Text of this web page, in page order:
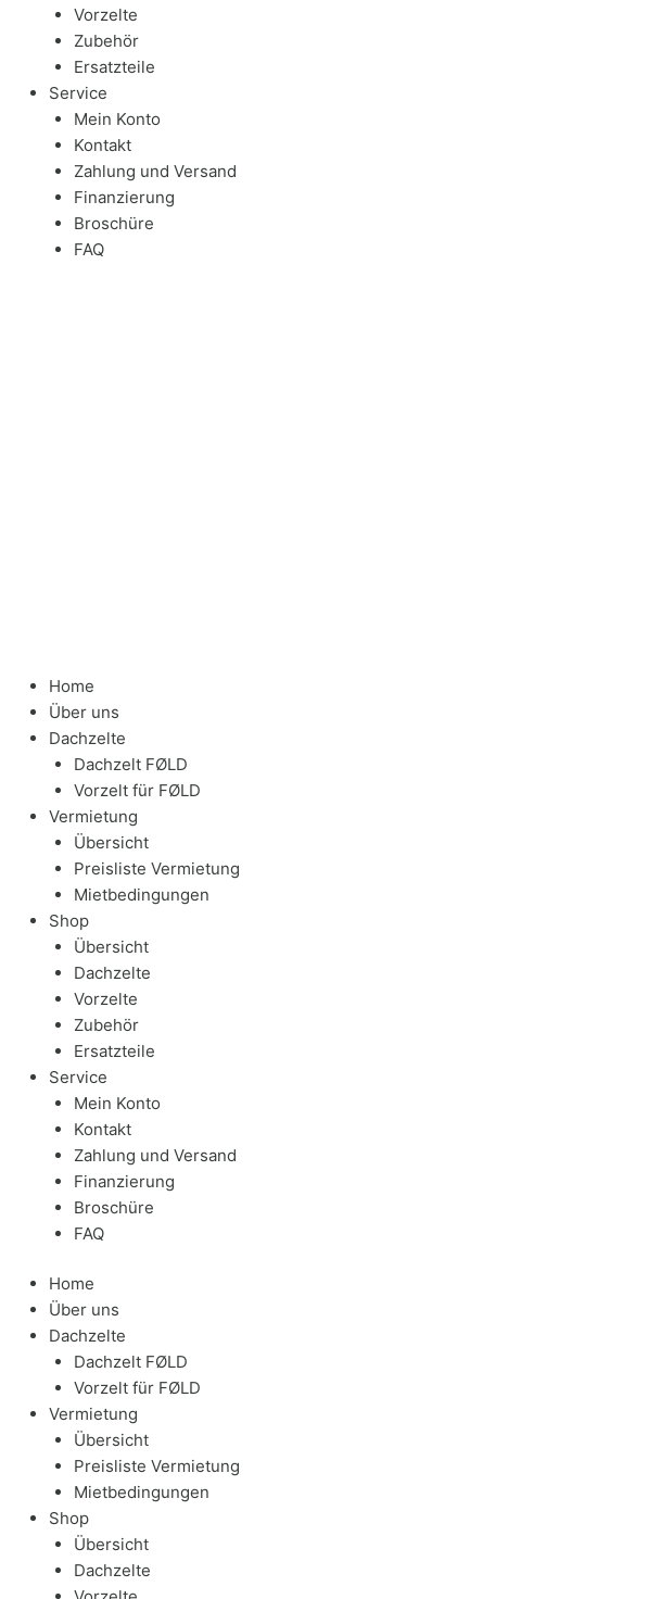
Vorzelte
Zubehör
Ersatzteile
Service
Mein Konto
Kontakt
Zahlung und Versand
Finanzierung
Broschüre
FAQ
Home
Über uns
Dachzelte
Dachzelt FØLD
Vorzelt für FØLD
Vermietung
Übersicht
Preisliste Vermietung
Mietbedingungen
Shop
Übersicht
Dachzelte
Vorzelte
Zubehör
Ersatzteile
Service
Mein Konto
Kontakt
Zahlung und Versand
Finanzierung
Broschüre
FAQ
Home
Über uns
Dachzelte
Dachzelt FØLD
Vorzelt für FØLD
Vermietung
Übersicht
Preisliste Vermietung
Mietbedingungen
Shop
Übersicht
Dachzelte